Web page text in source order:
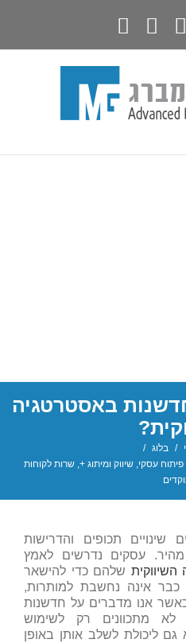
באסטרטגיה
/ בלוג
/
פיתוח עסקי, שיווק ומיתוג +, שרות לקוחות
שינויים תכופים והדרישות
עסקים נדרשים לאמץ
שלהם כדי להישאר
כבר אינה נחשבת למותרות,
אנו מדברים על חדשנות
לא מתכוונים רק לשימוש
גם ליכולת לשלב אותן באופן